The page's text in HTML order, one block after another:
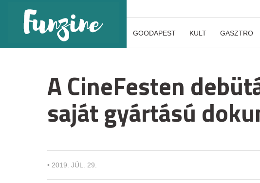
GOODAPEST KULT GASZTRO
A CineFesten
saját gyártású
• 2019. JÚL. 29.